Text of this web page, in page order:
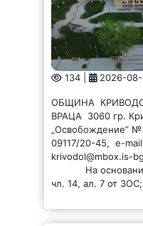
134 | 2026-08-
ОБЩИНА
ВРАЦА 3060 гр.
„Освобождение” №
09117/20-45, e-
krivodol@mbox.is-
На основание
чл. 14, ал. 7 от